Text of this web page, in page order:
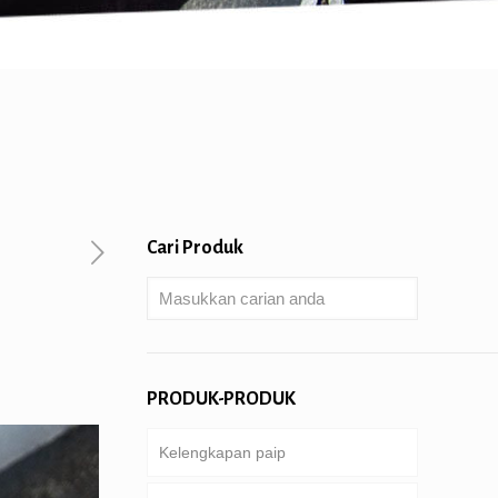
Cari Produk
PRODUK-PRODUK
Kelengkapan paip